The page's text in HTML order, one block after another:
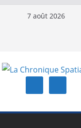
7 août 2026